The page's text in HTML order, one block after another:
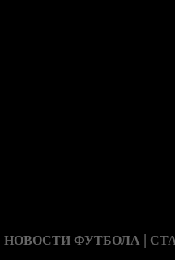
НОВОСТИ ФУТБОЛА |